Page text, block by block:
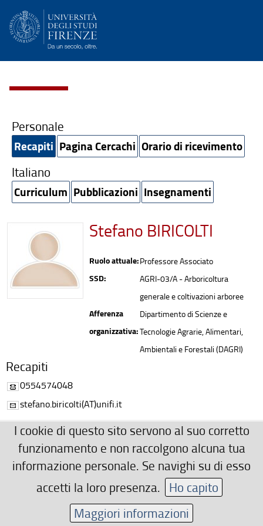
Personale
Recapiti Pagina Cercachi Orario di ricevimento
Italiano
Curriculum Pubblicazioni Insegnamenti
Stefano BIRICOLTI
Ruolo attuale:Professore Associato
SSD:
AGRI-03/A - Arboricoltura
generale e coltivazioni arboree
Afferenza
organizzativa:
Dipartimento di Scienze e
Tecnologie Agrarie, Alimentari,
Ambientali e Forestali (DAGRI)
Recapiti
0554574048
stefano.biricolti(AT)unifi.it
Area riservata
I cookie di questo sito servono al suo corretto
funzionamento e non raccolgono alcuna tua
informazione personale. Se navighi su di esso
accetti la loro presenza. Ho capito
Maggiori informazioni